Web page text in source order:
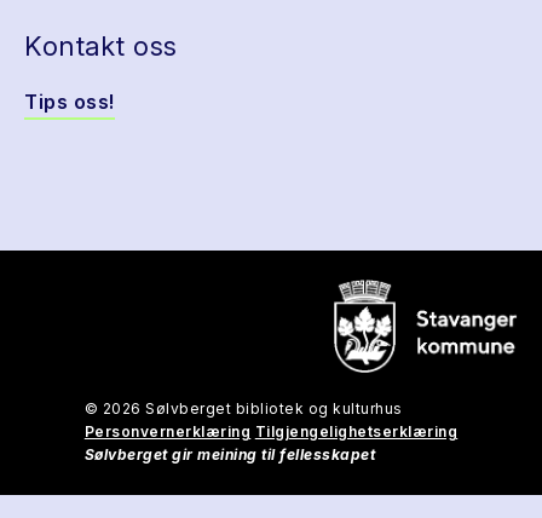
Kontakt oss
Tips oss!
© 2026 Sølvberget bibliotek og kulturhus
Personvernerklæring Tilgjengelighetserklæring
Sølvberget gir meining til fellesskapet